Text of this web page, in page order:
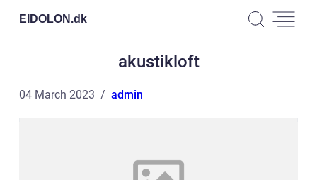
EIDOLON.dk
akustikloft
04 March 2023 admin